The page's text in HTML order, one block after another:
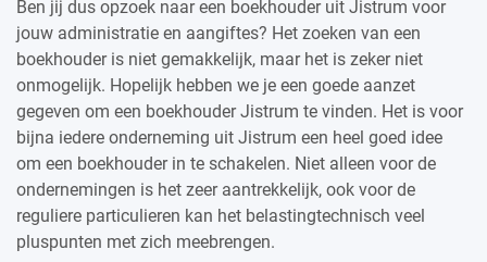
Ben jij dus opzoek naar een boekhouder uit Jistrum voor
jouw administratie en aangiftes? Het zoeken van een
boekhouder is niet gemakkelijk, maar het is zeker niet
onmogelijk. Hopelijk hebben we je een goede aanzet
gegeven om een boekhouder Jistrum te vinden. Het is voor
bijna iedere onderneming uit Jistrum een heel goed idee
om een boekhouder in te schakelen. Niet alleen voor de
ondernemingen is het zeer aantrekkelijk, ook voor de
reguliere particulieren kan het belastingtechnisch veel
pluspunten met zich meebrengen.